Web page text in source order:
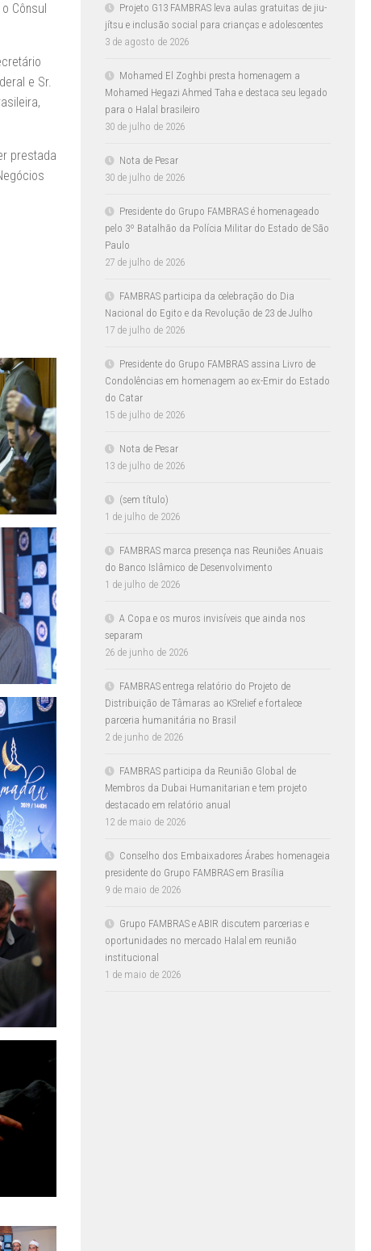
Cônsul
e Sr.
prestada
Projeto G13 FAMBRAS leva aulas gratuitas de jiu-
jítsu e inclusão social para crianças e adolescentes
3 de agosto de 2026
Mohamed El Zoghbi presta homenagem a
Mohamed Hegazi Ahmed Taha e destaca seu legado
para o Halal brasileiro
30 de julho de 2026
Nota de Pesar
30 de julho de 2026
Presidente do Grupo FAMBRAS é homenageado
pelo 3º Batalhão da Polícia Militar do Estado de São
Paulo
27 de julho de 2026
FAMBRAS participa da celebração do Dia
Nacional do Egito e da Revolução de 23 de Julho
17 de julho de 2026
Presidente do Grupo FAMBRAS assina Livro de
Condolências em homenagem ao ex-Emir do Estado
do Catar
15 de julho de 2026
Nota de Pesar
13 de julho de 2026
(sem título)
1 de julho de 2026
FAMBRAS marca presença nas Reuniões Anuais
do Banco Islâmico de Desenvolvimento
1 de julho de 2026
A Copa e os muros invisíveis que ainda nos
separam
26 de junho de 2026
FAMBRAS entrega relatório do Projeto de
Distribuição de Tâmaras ao KSrelief e fortalece
parceria humanitária no Brasil
2 de junho de 2026
FAMBRAS participa da Reunião Global de
Membros da Dubai Humanitarian e tem projeto
destacado em relatório anual
12 de maio de 2026
Conselho dos Embaixadores Árabes homenageia
presidente do Grupo FAMBRAS em Brasília
9 de maio de 2026
Grupo FAMBRAS e ABIR discutem parcerias e
oportunidades no mercado Halal em reunião
institucional
1 de maio de 2026